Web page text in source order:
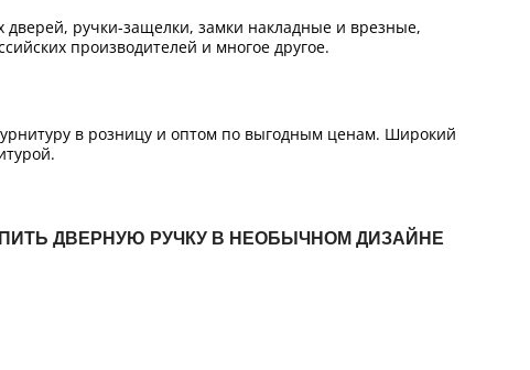
ручки-защелки, замки накладные и врезные,
производителей и многое другое.
в розницу и оптом по выгодным ценам. Широкий
ДВЕРНУЮ РУЧКУ В НЕОБЫЧНОМ ДИЗАЙНЕ